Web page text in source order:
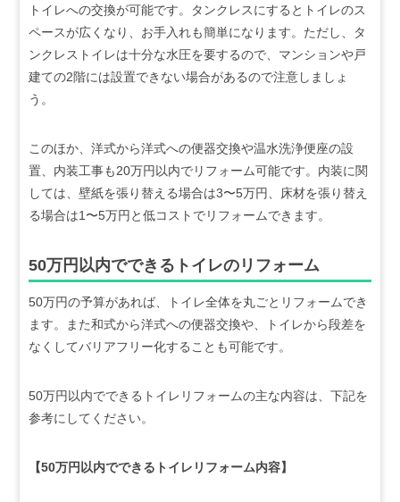
トイレへの交換が可能です。タンクレスにするとトイレのス
ペースが広くなり、お手入れも簡単になります。ただし、タ
ンクレストイレは十分な水圧を要するので、マンションや戸
建ての2階には設置できない場合があるので注意しましょ
う。
このほか、洋式から洋式への便器交換や温水洗浄便座の設
置、内装工事も20万円以内でリフォーム可能です。内装に関
しては、壁紙を張り替える場合は3〜5万円、床材を張り替え
る場合は1〜5万円と低コストでリフォームできます。
50万円以内でできるトイレのリフォーム
50万円の予算があれば、トイレ全体を丸ごとリフォームでき
ます。また和式から洋式への便器交換や、トイレから段差を
なくしてバリアフリー化することも可能です。
50万円以内でできるトイレリフォームの主な内容は、下記を
参考にしてください。
【50万円以内でできるトイレリフォーム内容】